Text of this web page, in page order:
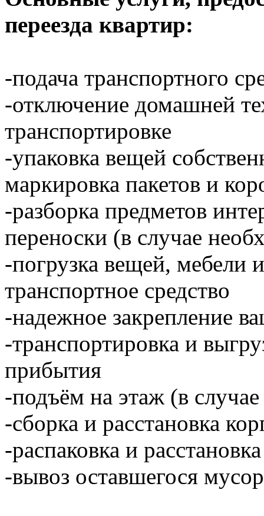
переезда квартир:
-подача транспортного
-отключение домашней
транспортировке
-упаковка вещей
маркировка пакетов и
-разборка предметов
переноски (в случае
-погрузка вещей, мебели
транспортное средство
-надежное закрепление
-транспортировка и
прибытия
-подъём на этаж (в
-сборка и расстановка
-распаковка и
-вывоз оставшегося